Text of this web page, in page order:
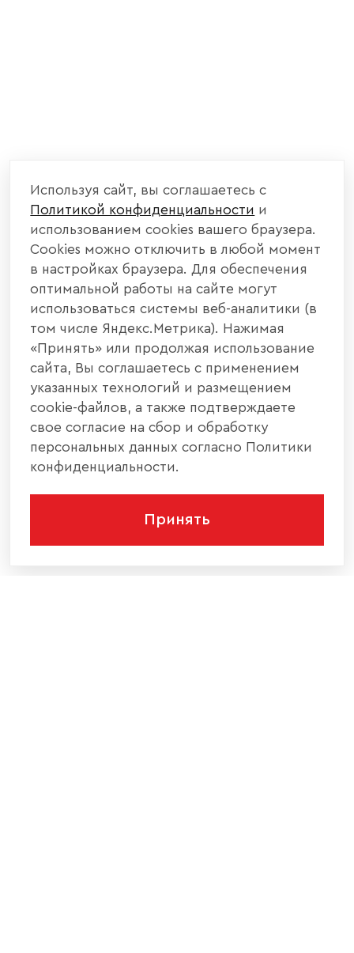
Используя сайт, вы соглашаетесь с
Политикой конфиденциальности и
использованием cookies вашего браузера.
Cookies можно отключить в любой момент
в настройках браузера. Для обеспечения
оптимальной работы на сайте могут
использоваться системы веб-аналитики (в
том числе Яндекс.Метрика). Нажимая
«Принять» или продолжая использование
сайта, Вы соглашаетесь с применением
указанных технологий и размещением
cookie-файлов, а также подтверждаете
свое согласие на сбор и обработку
персональных данных согласно Политики
конфиденциальности.
Принять